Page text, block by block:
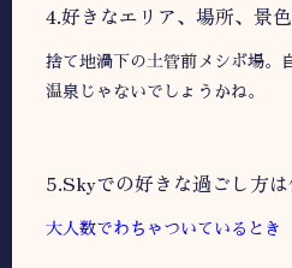
︎︎︎4.好きなエリア、場所、景
捨て地渦下の土管前メシボ場。
温泉じゃないでしょうかね。
5.Skyでの好きな過ごし方は
大人数でわちゃついているとき